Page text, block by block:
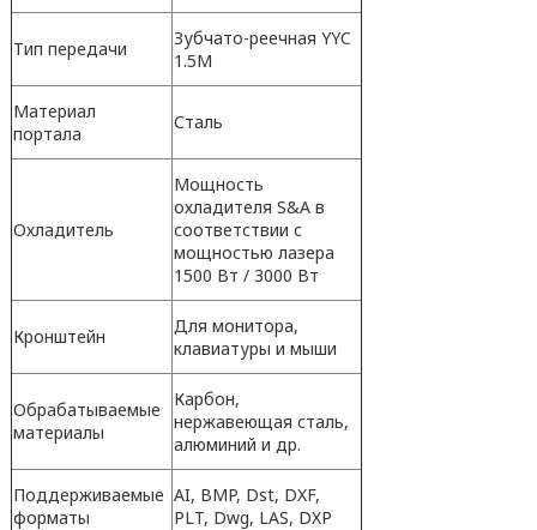
Тип передачи
Зубчато-реечная YYC
1.5M
Материал
портала
Сталь
Охладитель
Мощность
охладителя S&A в
соответствии с
мощностью лазера
1500 Вт / 3000 Вт
Кронштейн
Для монитора,
клавиатуры и мыши
Обрабатываемые
материалы
Карбон,
нержавеющая сталь,
алюминий и др.
Поддерживаемые
форматы
AI, BMP, Dst, DXF,
PLT, Dwg, LAS, DXP